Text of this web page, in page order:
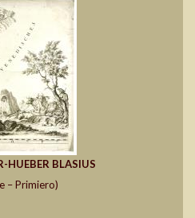
HUEBER BLASIUS
– Primiero)